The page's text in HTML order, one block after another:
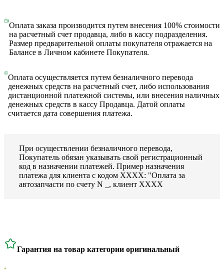
Оплата заказа производится путем внесения 100% стоимости
на расчетный счет продавца, либо в кассу подразделения.
Размер предварительной оплаты покупателя отражается на
Балансе в Личном кабинете Покупателя.
Оплата осуществляется путем безналичного перевода
денежных средств на расчетный счет, либо использования
дистанционной платежной системы, или внесения наличных
денежных средств в кассу Продавца. Датой оплаты
считается дата совершения платежа.
При осуществлении безналичного перевода,
Покупатель обязан указывать свой регистрационный
код в назначении платежей. Пример назначения
платежа для клиента с кодом ХХХХ: "Оплата за
автозапчасти по счету N _, клиент ХХХХ
Гарантия на товар категории оригинальный